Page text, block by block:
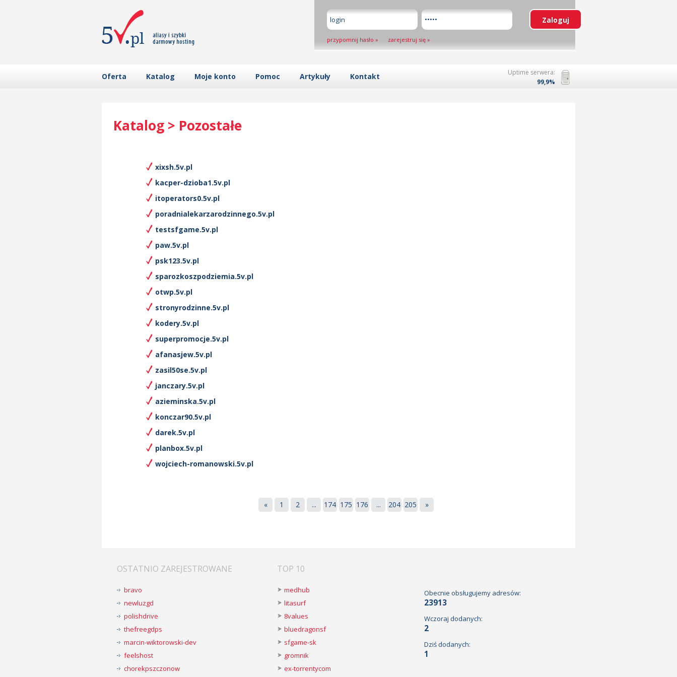
przypomnij hasło » zarejestruj się »
Oferta Katalog Moje konto Pomoc Artykuły Kontakt
Uptime serwera:
99,9%
Katalog > Pozostałe
xixsh.5v.pl
kacper-dzioba1.5v.pl
itoperators0.5v.pl
poradnialekarzarodzinnego.5v.pl
testsfgame.5v.pl
paw.5v.pl
psk123.5v.pl
sparozkoszpodziemia.5v.pl
otwp.5v.pl
stronyrodzinne.5v.pl
kodery.5v.pl
superpromocje.5v.pl
afanasjew.5v.pl
zasil50se.5v.pl
janczary.5v.pl
azieminska.5v.pl
konczar90.5v.pl
darek.5v.pl
planbox.5v.pl
wojciech-romanowski.5v.pl
« 1 2 ... 174 175 176 ... 204 205 »
OSTATNIO ZAREJESTROWANE
bravo
newluzgd
polishdrive
thefreegdps
marcin-wiktorowski-dev
feelshost
chorekpszczonow
TOP 10
medhub
litasurf
8values
bluedragonsf
sfgame-sk
gromnik
ex-torrentycom
Obecnie obsługujemy adresów:
23913
Wczoraj dodanych:
2
Dziś dodanych:
1